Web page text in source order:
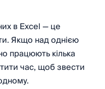
в Excel — це
Якщо над однією
працюють кілька
час, щоб звести